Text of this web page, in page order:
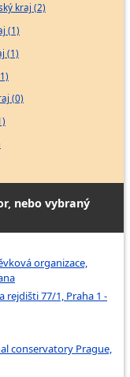
kraj (2)
(1)
(1)
(0)
nebo vybraný
organizace,
rejdišti 77/1, Praha 1 -
conservatory Prague,